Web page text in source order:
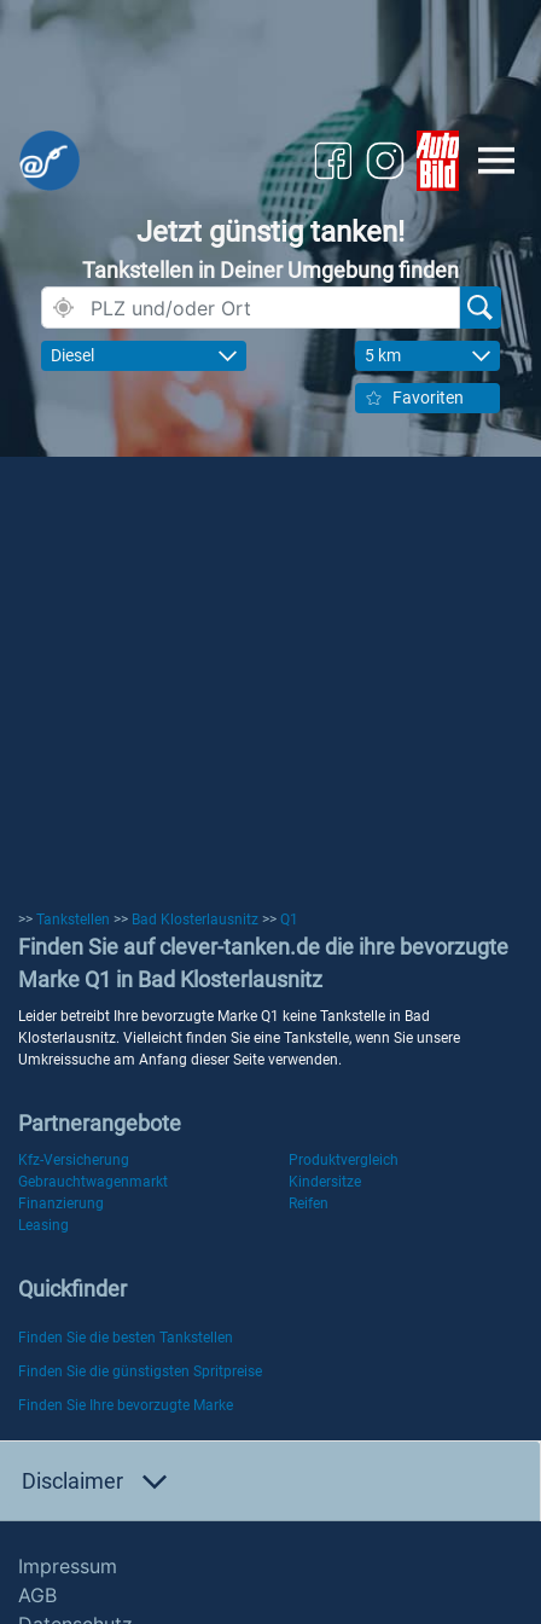
Jetzt günstig tanken!
Tankstellen in Deiner Umgebung finden
Diesel 5 km
Favoriten
>> Tankstellen >> Bad Klosterlausnitz >> Q1
Finden Sie auf clever-tanken.de die ihre bevorzugte
Marke Q1 in Bad Klosterlausnitz
Leider betreibt Ihre bevorzugte Marke Q1 keine Tankstelle in Bad
Klosterlausnitz. Vielleicht finden Sie eine Tankstelle, wenn Sie unsere
Umkreissuche am Anfang dieser Seite verwenden.
Partnerangebote
Kfz-Versicherung
Produktvergleich
Gebrauchtwagenmarkt
Kindersitze
Finanzierung
Reifen
Leasing
Quickfinder
Finden Sie die besten Tankstellen
Finden Sie die günstigsten Spritpreise
Finden Sie Ihre bevorzugte Marke
Disclaimer
Impressum
AGB